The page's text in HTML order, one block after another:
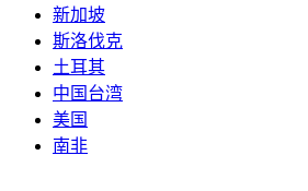
新加坡
斯洛伐克
土耳其
中国台湾
美国
南非